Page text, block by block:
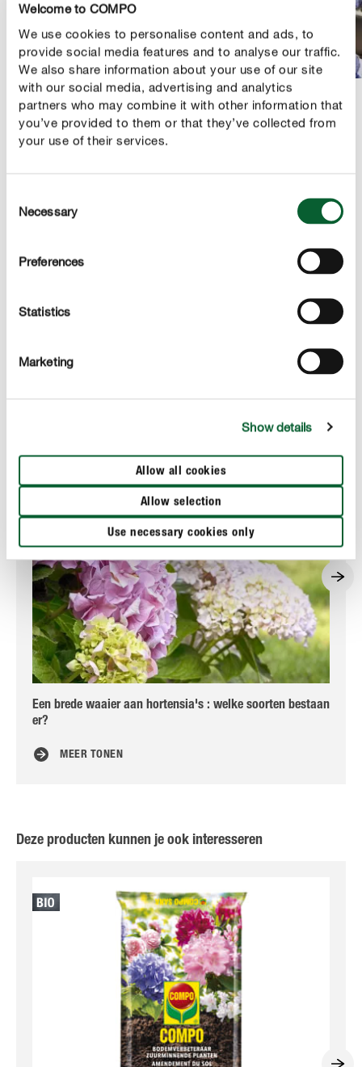
Welcome to COMPO
We use cookies to personalise content and ads, to
provide social media features and to analyse our traffic.
We also share information about your use of our site
with our social media, advertising and analytics
partners who may combine it with other information that
you’ve provided to them or that they’ve collected from
your use of their services.
Selection
Necessary
Preferences
Statistics
Marketing
Show details
Allow all cookies
Allow selection
Use necessary cookies only
Een brede waaier aan hortensia's : welke soorten bestaan
er?
MEER TONEN
Deze producten kunnen je ook interesseren